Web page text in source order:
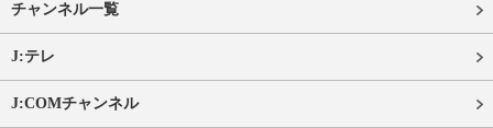
チャンネル一覧
J:テレ
J:COMチャンネル